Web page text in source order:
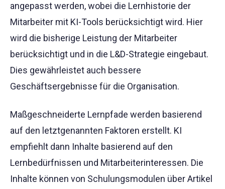
angepasst werden, wobei die Lernhistorie der
Mitarbeiter mit KI-Tools berücksichtigt wird. Hier
wird die bisherige Leistung der Mitarbeiter
berücksichtigt und in die L&D-Strategie eingebaut.
Dies gewährleistet auch bessere
Geschäftsergebnisse für die Organisation.
Maßgeschneiderte Lernpfade werden basierend
auf den letztgenannten Faktoren erstellt. KI
empfiehlt dann Inhalte basierend auf den
Lernbedürfnissen und Mitarbeiterinteressen. Die
Inhalte können von Schulungsmodulen über Artikel